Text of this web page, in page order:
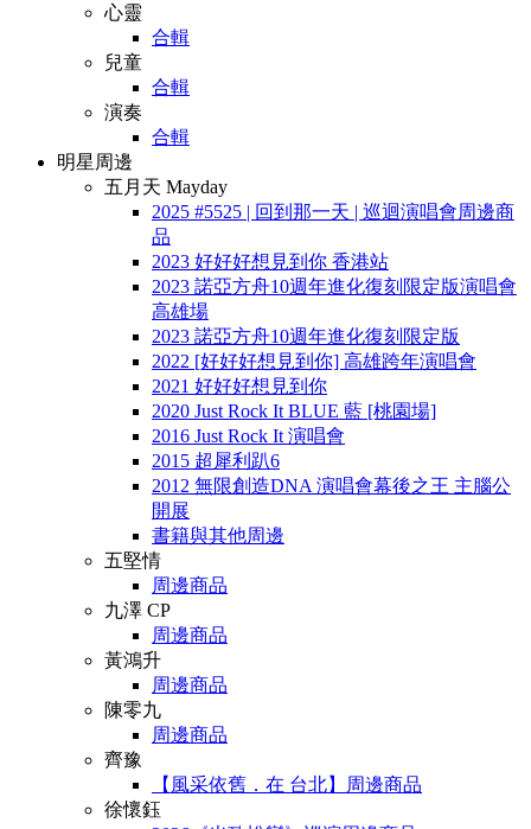
心靈
合輯
兒童
合輯
演奏
合輯
明星周邊
五月天 Mayday
2025 #5525 | 回到那一天 | 巡迴演唱會周邊商
品
2023 好好好想見到你 香港站
2023 諾亞方舟10週年進化復刻限定版演唱會
高雄場
2023 諾亞方舟10週年進化復刻限定版
2022 [好好好想見到你] 高雄跨年演唱會
2021 好好好想見到你
2020 Just Rock It BLUE 藍 [桃園場]
2016 Just Rock It 演唱會
2015 超犀利趴6
2012 無限創造DNA 演唱會幕後之王 主腦公
開展
書籍與其他周邊
五堅情
周邊商品
九澤 CP
周邊商品
黃鴻升
周邊商品
陳零九
周邊商品
齊豫
【風采依舊．在 台北】周邊商品
徐懷鈺